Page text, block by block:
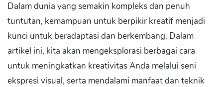
Dalam dunia yang semakin kompleks dan penuh
tuntutan, kemampuan untuk berpikir kreatif menjadi
kunci untuk beradaptasi dan berkembang. Dalam
artikel ini, kita akan mengeksplorasi berbagai cara
untuk meningkatkan kreativitas Anda melalui seni
ekspresi visual, serta mendalami manfaat dan teknik